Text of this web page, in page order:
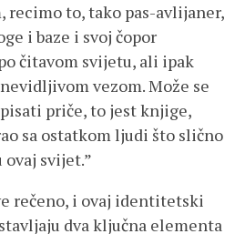
recimo to, tako pas-avlijaner,
i baze i svoj čopor
čitavom svijetu, ali ipak
vezom. Može se
priče, to jest knjige,
sa ostatkom ljudi što slično
ovaj svijet.”
rečeno, i ovaj identitetski
dva ključna elementa